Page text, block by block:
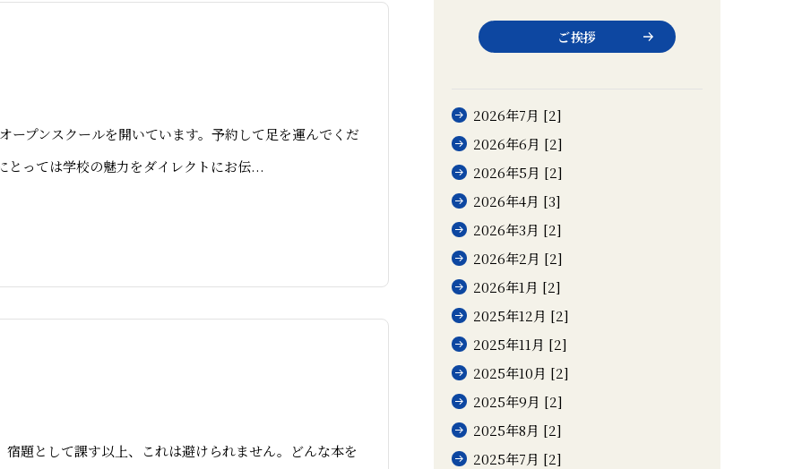
プンスクールを開いています。予約して足を運んでくだ
とっては学校の魅力をダイレクトにお伝...
題として課す以上、これは避けられません。どんな本を
ご挨拶
2026年7月 [2]
2026年6月 [2]
2026年5月 [2]
2026年4月 [3]
2026年3月 [2]
2026年2月 [2]
2026年1月 [2]
2025年12月 [2]
2025年11月 [2]
2025年10月 [2]
2025年9月 [2]
2025年8月 [2]
2025年7月 [2]